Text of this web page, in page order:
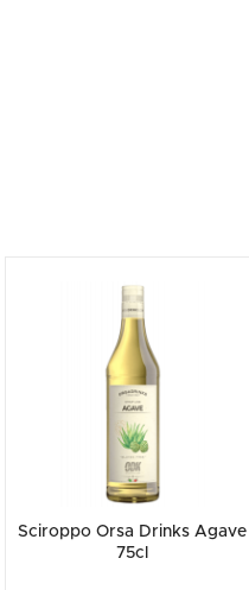
Sciroppo Orsa Drinks Agave
75cl